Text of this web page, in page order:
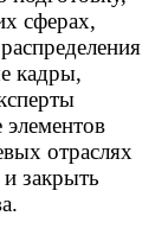
сферах,
кадры,
отраслях
закрыть